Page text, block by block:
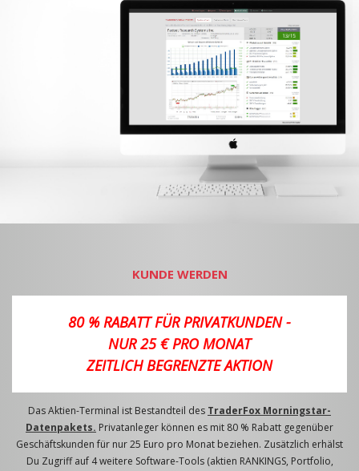
KUNDE WERDEN
80 % RABATT FÜR PRIVATKUNDEN -
NUR 25 € PRO MONAT
ZEITLICH BEGRENZTE AKTION
Das Aktien-Terminal ist Bestandteil des TraderFox Morningstar-
Datenpakets. Privatanleger können es mit 80 % Rabatt gegenüber
Geschäftskunden für nur 25 Euro pro Monat beziehen. Zusätzlich erhälst
Du Zugriff auf 4 weitere Software-Tools (aktien RANKINGS, Portfolio,